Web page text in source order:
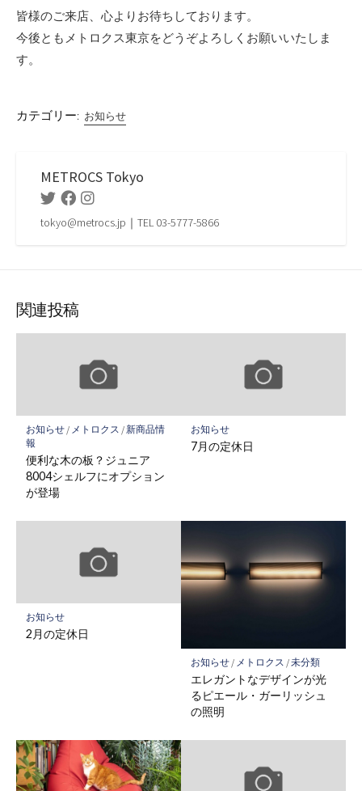
皆様のご来店、心よりお待ちしております。
今後ともメトロクス東京をどうぞよろしくお願いいたしま
す。
カテゴリー: お知らせ
METROCS Tokyo
TwitterFacebookInstagram
tokyo@metrocs.jp｜TEL 03-5777-5866
関連投稿
お知らせ/ メトロクス /新商品情
報
便利な木の板？ジュニア
8004シェルフにオプション
が登場
お知らせ
7月の定休日
お知らせ
2月の定休日
お知らせ/ メトロクス /未分類
エレガントなデザインが光
るピエール・ガーリッシュ
の照明